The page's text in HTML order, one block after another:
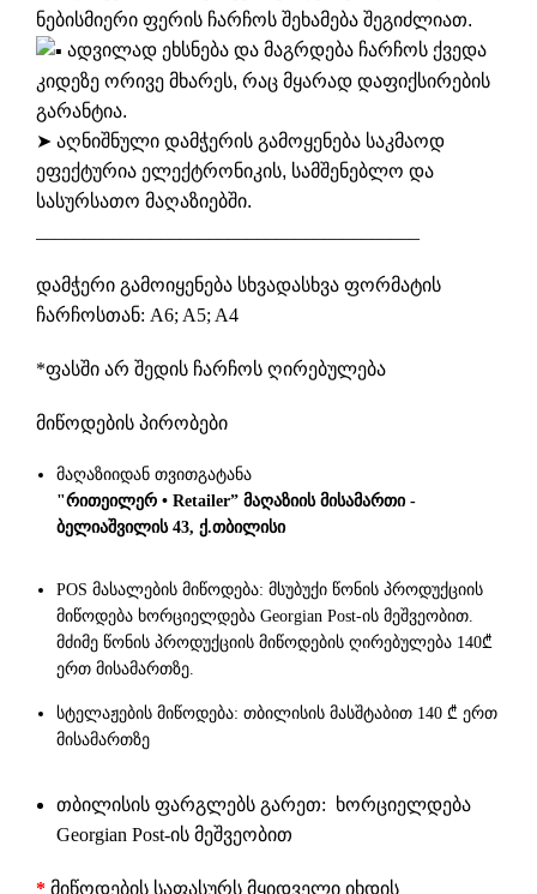
ნებისმიერი ფერის ჩარჩოს შეხამება შეგიძლიათ.
ადვილად ეხსნება და მაგრდება ჩარჩოს ქვედა
კიდეზე ორივე მხარეს, რაც მყარად დაფიქსირების
გარანტია.
➤ აღნიშნული დამჭერის გამოყენება საკმაოდ
ეფექტურია ელექტრონიკის, სამშენებლო და
სასურსათო მაღაზიებში.
დამჭერი გამოიყენება სხვადასხვა ფორმატის
ჩარჩოსთან: A6; A5; A4
*ფასში არ შედის ჩარჩოს ღირებულება
მიწოდების პირობები
მაღაზიიდან თვითგატანა
"რითეილერ • Retailer” მაღაზიის მისამართი -
ბელიაშვილის 43, ქ.თბილისი
POS მასალების მიწოდება: მსუბუქი წონის პროდუქციის
მიწოდება ხორციელდება Georgian Post-ის მეშვეობით.
მძიმე წონის პროდუქციის მიწოდების ღირებულება 140₾
ერთ მისამართზე.
სტელაჟების მიწოდება: თბილისის მასშტაბით 140 ₾ ერთ
მისამართზე
თბილისის ფარგლებს გარეთ: ხორციელდება
Georgian Post-ის მეშვეობით
* მიწოდების საფასურს მყიდველი იხდის